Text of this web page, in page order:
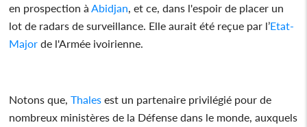
en prospection à Abidjan , et ce, dans l'espoir de placer un
lot de radars de surveillance. Elle aurait été reçue par l’Etat-
Major de l'Armée ivoirienne.
Notons que,Thales est un partenaire privilégié pour de
nombreux ministères de la Défense dans le monde, auxquels